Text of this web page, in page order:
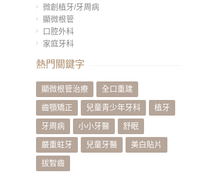
微創植牙/牙周病
顯微根管
口腔外科
家庭牙科
熱門關鍵字
顯微根管治療 全口重建
齒顎矯正 兒童青少年牙科 植牙
牙周病 小小牙醫 舒眠
嚴重蛀牙 兒童牙醫 美白貼片
拔智齒